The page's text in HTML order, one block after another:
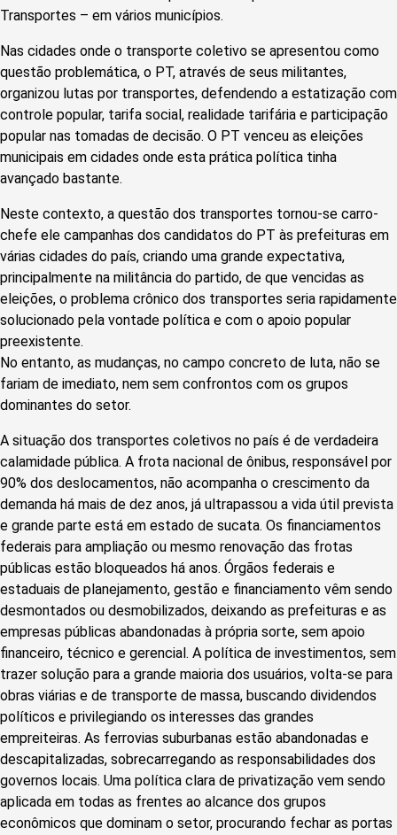
Transportes – em vários municípios.
Nas cidades onde o transporte coletivo se apresentou como
questão problemática, o PT, através de seus militantes,
organizou lutas por transportes, defendendo a estatização com
controle popular, tarifa social, realidade tarifária e participação
popular nas tomadas de decisão. O PT venceu as eleições
municipais em cidades onde esta prática política tinha
avançado bastante.
Neste contexto, a questão dos transportes tornou-se carro-
chefe ele campanhas dos candidatos do PT às prefeituras em
várias cidades do país, criando uma grande expectativa,
principalmente na militância do partido, de que vencidas as
eleições, o problema crônico dos transportes seria rapidamente
solucionado pela vontade política e com o apoio popular
preexistente.
No entanto, as mudanças, no campo concreto de luta, não se
fariam de imediato, nem sem confrontos com os grupos
dominantes do setor.
A situação dos transportes coletivos no país é de verdadeira
calamidade pública. A frota nacional de ônibus, responsável por
90% dos deslocamentos, não acompanha o crescimento da
demanda há mais de dez anos, já ultrapassou a vida útil prevista
e grande parte está em estado de sucata. Os financiamentos
federais para ampliação ou mesmo renovação das frotas
públicas estão bloqueados há anos. Órgãos federais e
estaduais de planejamento, gestão e financiamento vêm sendo
desmontados ou desmobilizados, deixando as prefeituras e as
empresas públicas abandonadas à própria sorte, sem apoio
financeiro, técnico e gerencial. A política de investimentos, sem
trazer solução para a grande maioria dos usuários, volta-se para
obras viárias e de transporte de massa, buscando dividendos
políticos e privilegiando os interesses das grandes
empreiteiras. As ferrovias suburbanas estão abandonadas e
descapitalizadas, sobrecarregando as responsabilidades dos
governos locais. Uma política clara de privatização vem sendo
aplicada em todas as frentes ao alcance dos grupos
econômicos que dominam o setor, procurando fechar as portas